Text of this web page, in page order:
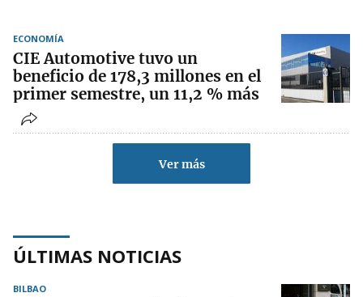
ECONOMÍA
CIE Automotive tuvo un
beneficio de 178,3 millones en el
primer semestre, un 11,2 % más
Ver más
ÚLTIMAS NOTICIAS
BILBAO